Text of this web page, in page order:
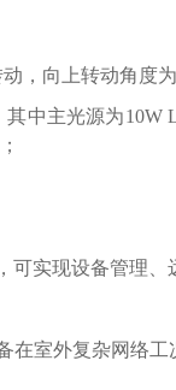
，向上转动角度为
中主光源为
实现设备管理
室外复杂网络工